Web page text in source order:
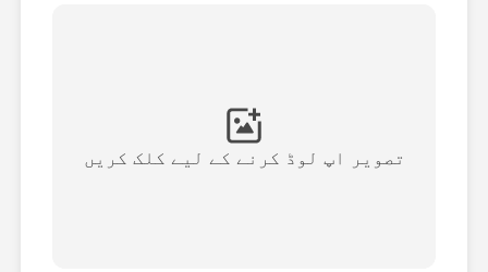
تمام ٹیمپلیٹس دیکھیں
تصویر اپ لوڈ کرنے کے لیے کلک کریں